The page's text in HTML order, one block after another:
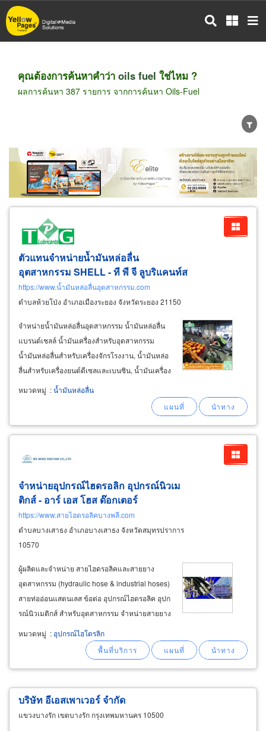
ข้าม
ไป
คุณต้องการค้นหาคำว่า oils fuel ใช่ไหม ?
ผลการค้นหา 387 รายการ จากการค้นหา Oils-Fuel
ขายส่ง ขายปลีก ผู้ผลิต
ตัวแทนจัดจำหน่าย
ผู้ส่งออก/นำเข้า
ธุรกิจบริการ
ตัวแทนจำหน่ายน้ำมันหล่อลื่น
อุตสาหกรรม SHELL - ที พี จี ลูบริแคนท์ส
https://www.น้ำมันหล่อลื่นอุตสาหกรรม.com
ตำบลห้วยโป่ง อำเภอเมืองระยอง จังหวัดระยอง 21150
จำหน่ายน้ำมันหล่อลื่นอุตสาหกรรม น้ำมันหล่อลื่น
แบรนด์เชลล์ น้ำมันเครื่องสำหรับอุตสาหกรรม
น้ำมันหล่อลื่นสำหรับเครื่องจักรโรงงาน, น้ำมันหล่อ
ลื่นสำหรับเครื่องยนต์ดีเซลและเบนซิน, น้ำมันเครื่อง
สำหรับเครื่องจักรก่อสร้างและเหมืองแร่, น้ำมันหล่อ
ลื่นสำหรับระบบหล่อเย็นและคอมเพรสเซอร์, เหมาะ
สำหรับระบบทำความเย็นและเครื่องอัดอากาศ
หมวดหมู่ :น้ำมันหล่อลื่น
จำหน่ายอุปกรณ์ไฮดรอลิก อุปกรณ์นิวเม
ติกส์ - อาร์ เอส โฮส ด๊อกเตอร์
https://www.สายไฮดรอลิคบางพลี.com
ตำบลบางเสาธง อำเภอบางเสาธง จังหวัดสมุทรปราการ
10570
ผู้ผลิตและจำหน่าย สายไฮดรอลิคและสายยาง
อุตสาหกรรม (hydraulic hose & industrial hoses)
สายท่ออ่อนแสตนเลส ข้อต่อ อุปกรณ์ไฮดรอลิค อุปก
รณ์นิวเมติกส์ สำหรับอุตสาหกรรม จำหน่ายสายยาง
อุตสาหกรรม (industrial hose) เช่น ท่อโพลียูรีเทน
(pu hose), ท่อยาง (rubber hose), สายน้ำมัน (fuel
& oil hose), สายโพลีน้ำมันไฮดรอลิค
หมวดหมู่ : อุปกรณ์ไฮโดรลิก
บริษัท อีเอสเพาเวอร์ จำกัด
แขวงบางรัก เขตบางรัก กรุงเทพมหานคร 10500